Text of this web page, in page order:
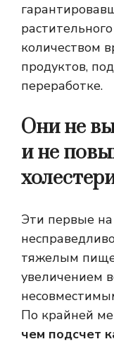
количеством
продуктов,
переработке.
Они не
и не
Эти первые
тяжелым
увеличением
По крайней
чем подсчет